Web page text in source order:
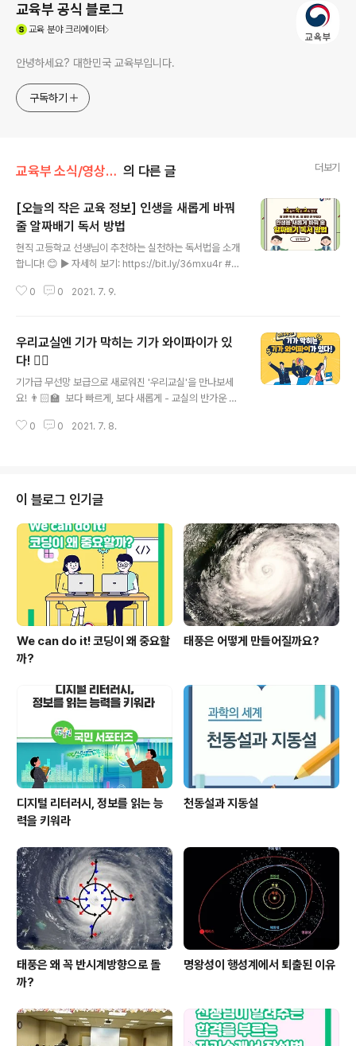
교육부 공식 블로그
교육분야 크리에이터
안녕하세요? 대한민국 교육부입니다.
구독하기
교육부 소식/영상·카드뉴스·인포그래픽 의 다른 글 더보기
[오늘의 작은 교육 정보] 인생을 새롭게 바꿔
줄 알짜배기 독서 방법
현직 고등학교 선생님이 추천하는 실천하는 독서법을 소개
합니다! 😊 ▶ 자세히 보기: https://bit.ly/36mxu4r #교
독후감 #독서100권 #프로젝트 조사에 따르면 지난 1년간
중요성은 모두가 아는 사실이지만 독서에도 양보단 질이
중요하단 점! 여러분은 '진짜 독서'를 하고 있나요? 한 권을
읽더라도 내 것이 될 수 있도록, 실천하는 독서가 진짜 독서
다! 현직 고등학교 선생님이 추천하는 실천독서법을 소개
합니다. 1. 1독 1행 독서법 ✔ "한 권의 책을 읽고, 실천하지
않으면 책을 읽지 않은 것과 같다" ✔ 진짜 독서는..
0 0 2021. 7. 9.
우리교실엔 기가 막히는 기가 와이파이가 있
다! 👍🏻
기가급 무선망 보급으로 새로워진 '우리교실'을 만나보세
요! 👨🏻‍🏫 ​ 보다 빠르게, 보다 새롭게 - 교실의 반가운 변
판뉴딜 #기가급무선망보급 #미래교육대전환 #원격교육
새롭게! ✔ 한국판 뉴딜 10대 과제! 기가급 무선망 보급으
로 새로워진 '우리 교실'을 만나보세요~ 기가 무선망 보급
전 우리학교 ✔ 온라인수업 시 별도 기기와 공유기, 테더링
등을 준비해야 했고 통신속도의 제약과 접속 불안정으로
쌍방향 수업과 고용량 콘텐츠 활용에 다소 불편을 겪었는
데요. 이랬던 교실이 어떻게 달..
0 0 2021. 7. 8.
이 블로그 인기글
We can do it! 코딩이 왜 중요할
까?
태풍은 어떻게 만들어질까요?
디지털 리터러시, 정보를 읽는 능
력을 키워라
천동설과 지동설
태풍은 왜 꼭 반시계방향으로 돌
까?
명왕성이 행성계에서 퇴출된 이유